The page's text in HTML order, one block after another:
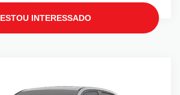
ESTOU INTERESSADO